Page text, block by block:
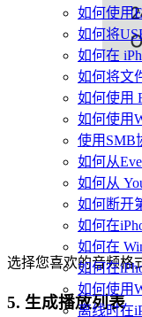
如何使用
如何将
如何在
如何将文
如何使用
如何使用
使用SMB
如何从
如何从
如何断开
如何在
如何在
如何在
如何使用
离线时在
选择您喜欢的音频格
5. 生成播放列表